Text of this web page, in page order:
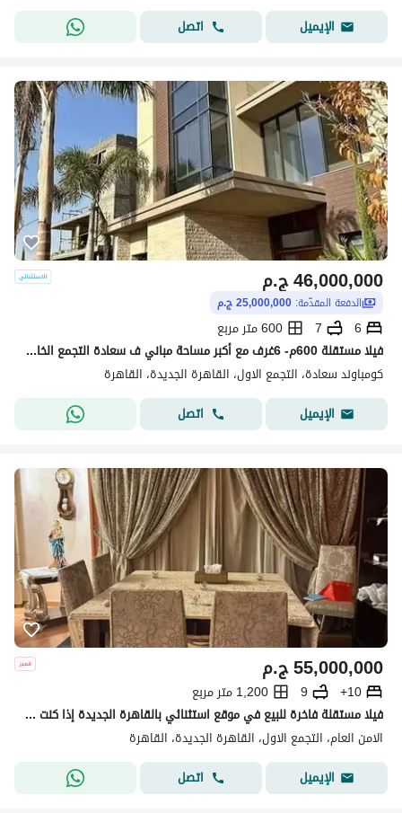
الإيميل
اتصل
ج.م46,000,000
الدفعة المقدّمة: 25,000,000 ج.م
6
7
600 متر مربع
فيلا مستقلة 600م- 6غرف مع أكبر مساحة مباني ف سعادة التجمع الخامس وبأرخص سعر في الماركت + أقساط مرنة جدا فأغتنم الفرصة الان - saada new cairo
كومباوند سعادة، التجمع الاول، القاهرة الجديدة، القاهرة
الإيميل
اتصل
ج.م55,000,000
10+
9
1,200 متر مربع
فيلا مستقلة فاخرة للبيع في موقع استثنائي بالقاهرة الجديدة إذا كنت تبحث عن فيلا تجمع بين المساحات الواسعة، والموقع الاستراتيجي، والفخامة، فهذه فر
الامن العام، التجمع الاول، القاهرة الجديدة، القاهرة
الإيميل
اتصل